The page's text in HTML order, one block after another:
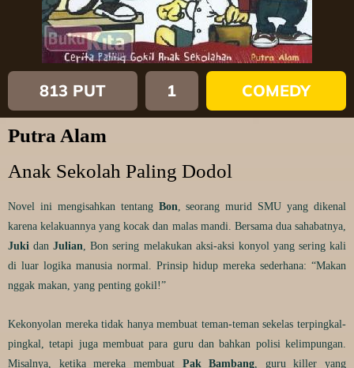
813 PUT 1 COMEDY
Putra Alam
Anak Sekolah Paling Dodol
Novel ini mengisahkan tentang Bon, seorang murid SMU yang dikenal
karena kelakuannya yang kocak dan malas mandi. Bersama dua sahabatnya,
Juki danJulian, Bon sering melakukan aksi-aksi konyol yang sering kali
di luar logika manusia normal. Prinsip hidup mereka sederhana: “Makan
nggak makan, yang penting gokil!”
Kekonyolan mereka tidak hanya membuat teman-teman sekelas terpingkal-
pingkal, tetapi juga membuat para guru dan bahkan polisi kelimpungan.
Misalnya, ketika mereka membuat Pak Bambang , guru killer yang